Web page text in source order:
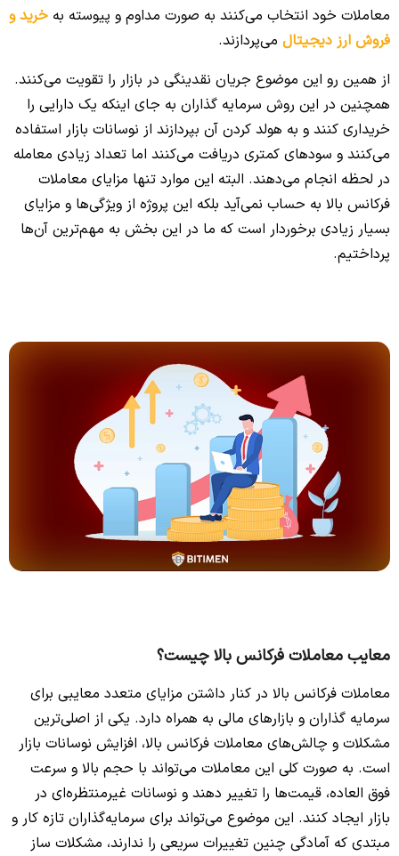
معاملات خود انتخاب می‌کنند به صورت مداوم و پیوسته به خرید و
فروش ارز دیجیتال می‌پردازند.
از همین رو این موضوع جریان نقدینگی در بازار را تقویت می‌کنند.
همچنین در این روش سرمایه گذاران به جای اینکه یک دارایی را
خریداری کنند و به هولد کردن آن بپردازند از نوسانات بازار استفاده
می‌کنند و سودهای کمتری دریافت می‌کنند اما تعداد زیادی معامله
در لحظه انجام می‌دهند. البته این موارد تنها مزایای معاملات
فرکانس بالا به حساب نمی‌آید بلکه این پروژه از ویژگی‌ها و مزایای
بسیار زیادی برخوردار است که ما در این بخش به مهم‌ترین آن‌ها
پرداختیم.
معایب معاملات فرکانس بالا چیست؟
معاملات فرکانس بالا در کنار داشتن مزایای متعدد معایبی برای
سرمایه گذاران و بازارهای مالی به همراه دارد. یکی از اصلی‌ترین
مشکلات و چالش‌های معاملات فرکانس بالا، افزایش نوسانات بازار
است. به صورت کلی این معاملات می‌تواند با حجم بالا و سرعت
فوق العاده، قیمت‌ها را تغییر دهند و نوسانات غیرمنتظره‌ای در
بازار ایجاد کنند. این موضوع می‌تواند برای سرمایه‌گذاران تازه کار و
مبتدی که آمادگی چنین تغییرات سریعی را ندارند، مشکلات ساز